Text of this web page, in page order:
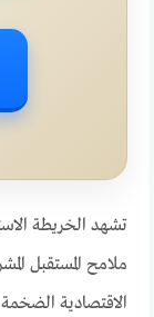
تشهد الخريطة
ملامح المستقبل
الاقتصادية